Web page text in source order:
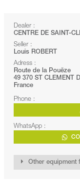
Dealer :
CENTRE DE SAINT-
Seller :
Louis ROBERT
Adress :
Route de la Pouëze
49 370 ST CLEMENT
France
Phone :
WhatsApp :
Other equipment